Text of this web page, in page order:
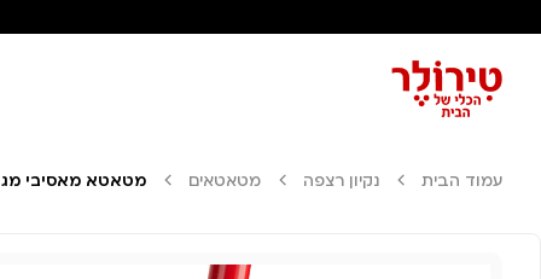
עמוד הבית נקיון רצפה מטאטאים מטאטא מאסיבי